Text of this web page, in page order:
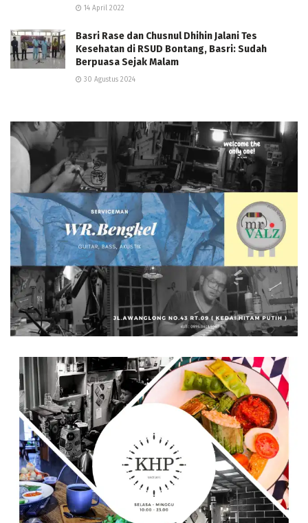
14 April 2022
Basri Rase dan Chusnul Dhihin Jalani Tes
Kesehatan di RSUD Bontang, Basri: Sudah
Berpuasa Sejak Malam
30 Agustus 2024